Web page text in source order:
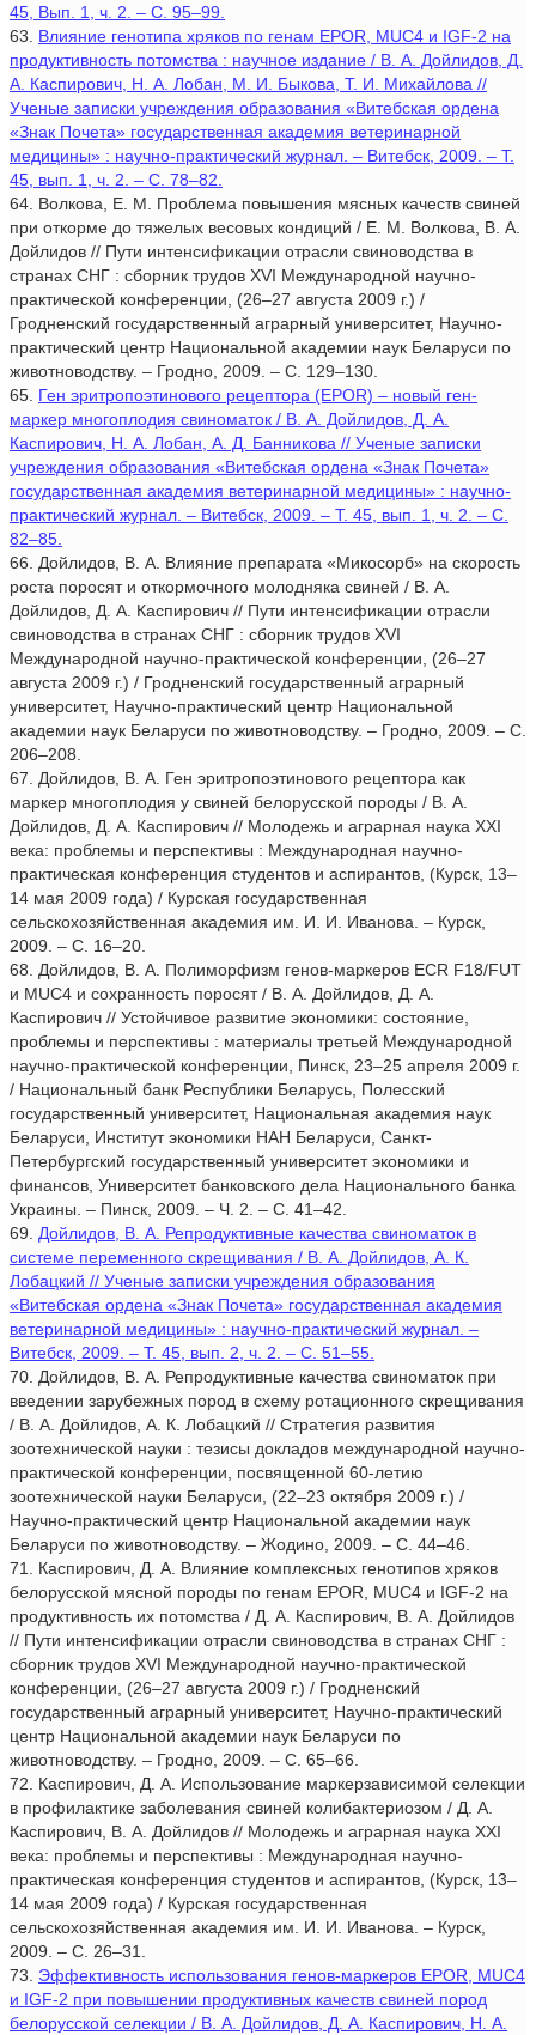
45, Вып. 1, ч. 2. – С. 95–99.
63. Влияние генотипа хряков по генам EPOR, MUC4 и IGF-2 на
продуктивность потомства : научное издание / В. А. Дойлидов, Д.
А. Каспирович, Н. А. Лобан, М. И. Быкова, Т. И. Михайлова //
Ученые записки учреждения образования «Витебская ордена
«Знак Почета» государственная академия ветеринарной
медицины» : научно-практический журнал. – Витебск, 2009. – Т.
45, вып. 1, ч. 2. – С. 78–82.
64. Волкова, Е. М. Проблема повышения мясных качеств свиней
при откорме до тяжелых весовых кондиций / Е. М. Волкова, В. А.
Дойлидов // Пути интенсификации отрасли свиноводства в
странах СНГ : сборник трудов XVI Международной научно-
практической конференции, (26–27 августа 2009 г.) /
Гродненский государственный аграрный университет, Научно-
практический центр Национальной академии наук Беларуси по
животноводству. – Гродно, 2009. – С. 129–130.
65. Ген эритропоэтинового рецептора (EPOR) – новый ген-
маркер многоплодия свиноматок / В. А. Дойлидов, Д. А.
Каспирович, Н. А. Лобан, А. Д. Банникова // Ученые записки
учреждения образования «Витебская ордена «Знак Почета»
государственная академия ветеринарной медицины» : научно-
практический журнал. – Витебск, 2009. – Т. 45, вып. 1, ч. 2. – С.
82–85.
66. Дойлидов, В. А. Влияние препарата «Микосорб» на скорость
роста поросят и откормочного молодняка свиней / В. А.
Дойлидов, Д. А. Каспирович // Пути интенсификации отрасли
свиноводства в странах СНГ : сборник трудов XVI
Международной научно-практической конференции, (26–27
августа 2009 г.) / Гродненский государственный аграрный
университет, Научно-практический центр Национальной
академии наук Беларуси по животноводству. – Гродно, 2009. – С.
206–208.
67. Дойлидов, В. А. Ген эритропоэтинового рецептора как
маркер многоплодия у свиней белорусской породы / В. А.
Дойлидов, Д. А. Каспирович // Молодежь и аграрная наука XXI
века: проблемы и перспективы : Международная научно-
практическая конференция студентов и аспирантов, (Курск, 13–
14 мая 2009 года) / Курская государственная
сельскохозяйственная академия им. И. И. Иванова. – Курск,
2009. – С. 16–20.
68. Дойлидов, В. А. Полиморфизм генов-маркеров ECR F18/FUT
и MUC4 и сохранность поросят / В. А. Дойлидов, Д. А.
Каспирович // Устойчивое развитие экономики: состояние,
проблемы и перспективы : материалы третьей Международной
научно-практической конференции, Пинск, 23–25 апреля 2009 г.
/ Национальный банк Республики Беларусь, Полесский
государственный университет, Национальная академия наук
Беларуси, Институт экономики НАН Беларуси, Санкт-
Петербургский государственный университет экономики и
финансов, Университет банковского дела Национального банка
Украины. – Пинск, 2009. – Ч. 2. – С. 41–42.
69. Дойлидов, В. А. Репродуктивные качества свиноматок в
системе переменного скрещивания / В. А. Дойлидов, А. К.
Лобацкий // Ученые записки учреждения образования
«Витебская ордена «Знак Почета» государственная академия
ветеринарной медицины» : научно-практический журнал. –
Витебск, 2009. – Т. 45, вып. 2, ч. 2. – С. 51–55.
70. Дойлидов, В. А. Репродуктивные качества свиноматок при
введении зарубежных пород в схему ротационного скрещивания
/ В. А. Дойлидов, А. К. Лобацкий // Стратегия развития
зоотехнической науки : тезисы докладов международной научно-
практической конференции, посвященной 60-летию
зоотехнической науки Беларуси, (22–23 октября 2009 г.) /
Научно-практический центр Национальной академии наук
Беларуси по животноводству. – Жодино, 2009. – С. 44–46.
71. Каспирович, Д. А. Влияние комплексных генотипов хряков
белорусской мясной породы по генам EPOR, MUC4 и IGF-2 на
продуктивность их потомства / Д. А. Каспирович, В. А. Дойлидов
// Пути интенсификации отрасли свиноводства в странах СНГ :
сборник трудов XVI Международной научно-практической
конференции, (26–27 августа 2009 г.) / Гродненский
государственный аграрный университет, Научно-практический
центр Национальной академии наук Беларуси по
животноводству. – Гродно, 2009. – С. 65–66.
72. Каспирович, Д. А. Использование маркерзависимой селекции
в профилактике заболевания свиней колибактериозом / Д. А.
Каспирович, В. А. Дойлидов // Молодежь и аграрная наука XXI
века: проблемы и перспективы : Международная научно-
практическая конференция студентов и аспирантов, (Курск, 13–
14 мая 2009 года) / Курская государственная
сельскохозяйственная академия им. И. И. Иванова. – Курск,
2009. – С. 26–31.
73. Эффективность использования генов-маркеров EPOR, MUC4
и IGF-2 при повышении продуктивных качеств свиней пород
белорусской селекции / В. А. Дойлидов, Д. А. Каспирович, Н. А.